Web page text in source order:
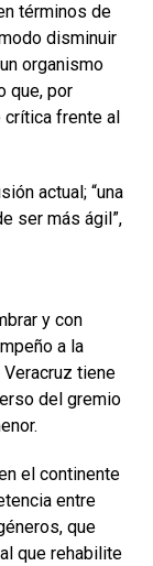
términos de
disminuir
organismo
que, por
frente al
actual; “una
ser más ágil”,
y con
a la
tiene
del gremio
el continente
entre
que
que rehabilite